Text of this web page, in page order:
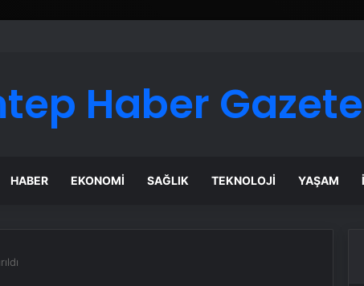
Haber
HABER EKONOMI SAĞLIK TEKNOLOJI YAŞAM